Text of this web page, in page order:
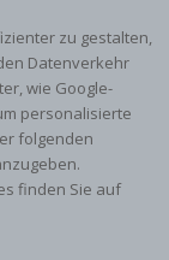
zu gestalten,
Datenverkehr
wie Google-
personalisierte
folgenden
finden Sie auf